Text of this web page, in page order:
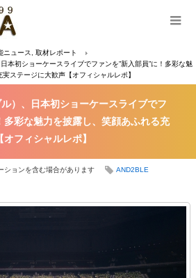
ニュース
取材レポート
本初ショーケースライブでファンを”新入部員”に！多彩な魅
ステージに大歓声【オフィシャルレポ】
）、日本初ショーケースライブでフ
多彩な魅力を披露し、笑顔あふれる充
フィシャルレポ】
ションを含む場合があります AND2BLE